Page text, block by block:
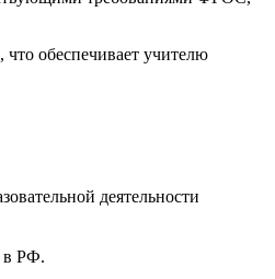
обеспечивает учителю
деятельности
в РФ.